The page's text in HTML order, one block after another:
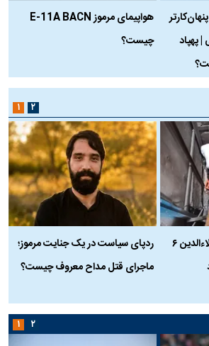
پنهان‌کارتر
| پهپاد
هواپیمای مرموز E-11A BACN
چیست؟
حادثه هولناک در پاساژ علاءالدین ۶
ردپای سیاست در یک جنایت مرموز؛
ماجرای قتل مداح معروف چیست؟
۱ ۲
۱ ۲